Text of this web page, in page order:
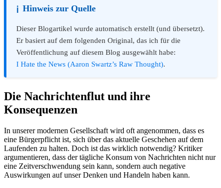
ℹ️ Hinweis zur Quelle
Dieser Blogartikel wurde automatisch erstellt (und übersetzt).
Er basiert auf dem folgenden Original, das ich für die
Veröffentlichung auf diesem Blog ausgewählt habe:
I Hate the News (Aaron Swartz’s Raw Thought).
Die Nachrichtenflut und ihre
Konsequenzen
In unserer modernen Gesellschaft wird oft angenommen, dass es
eine Bürgerpflicht ist, sich über das aktuelle Geschehen auf dem
Laufenden zu halten. Doch ist das wirklich notwendig? Kritiker
argumentieren, dass der tägliche Konsum von Nachrichten nicht nur
eine Zeitverschwendung sein kann, sondern auch negative
Auswirkungen auf unser Denken und Handeln haben kann.